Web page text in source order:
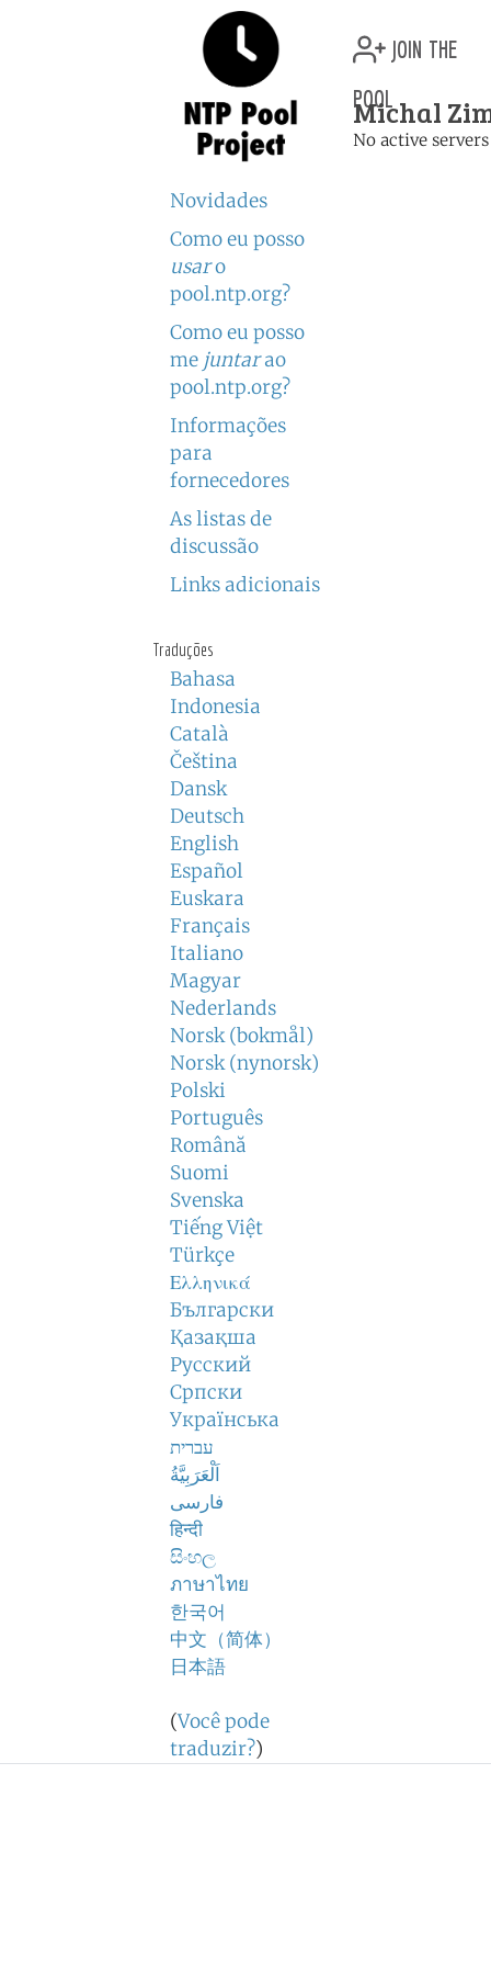
Novidades
Como eu posso
usaro
pool.ntp.org?
Como eu posso
me juntarao
pool.ntp.org?
Informações
para
fornecedores
As listas de
discussão
Links adicionais
Traduções
Bahasa
Indonesia
Català
Čeština
Dansk
Deutsch
English
Español
Euskara
Français
Italiano
Magyar
Nederlands
Norsk (bokmål)
Norsk (nynorsk)
Polski
Português
Română
Suomi
Svenska
Tiếng Việt
Türkçe
Ελληνικά
Български
Қазақша
Русский
Српски
Українська
עברית
اَلْعَرَبِيَّةُ
فارسی
हिन्दी
සිංහල
ภาษาไทย
한국어
中文（简体）
日本語
(Você pode
traduzir?)
join the
pool
Michal
No active servers